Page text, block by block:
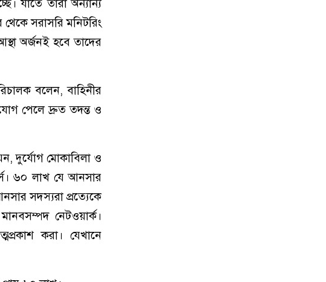
যাতে তারা অন্যান্য
সরাসরি মনিটরিং
অর্জনই হবে তাদের
বলেন, বাহিনীর
পেলে দ্রুত তদন্ত ও
দুর্যোগ মোকাবিলা ও
৬০ লাখ যে আনসার
সদস্যরা প্রত্যেকে
নেটওয়ার্ক।
করা। যেখানে